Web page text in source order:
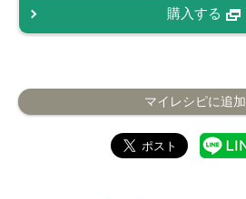
購入する
マイレシピに追加